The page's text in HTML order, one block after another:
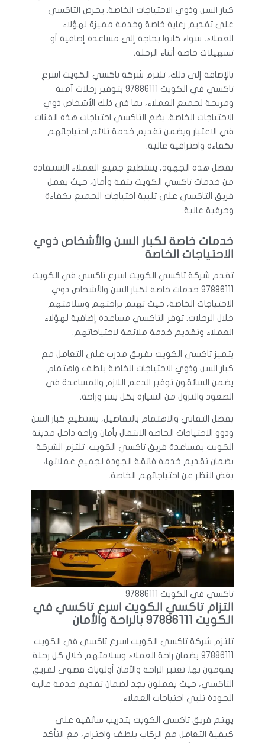
كبار السن وذوي الاحتياجات الخاصة. يحرص التاكسي
على تقديم رعاية خاصة وخدمة مميزة لهؤلاء
العملاء، سواء كانوا بحاجة إلى مساعدة إضافية أو
تسهيلات خاصة أثناء الرحلة.
بالإضافة إلى ذلك، تلتزم شركة تاكسي الكويت اسرع
تاكسي في الكويت 97886111 بتوفير رحلات آمنة
ومريحة لجميع العملاء، بما في ذلك الأشخاص ذوي
الاحتياجات الخاصة. يضع التاكسي احتياجات هذه الفئات
في الاعتبار ويضمن تقديم خدمة تلائم احتياجاتهم
بكفاءة واحترافية عالية.
بفضل هذه الجهود، يستطيع جميع العملاء الاستفادة
من خدمات تاكسي الكويت بثقة وأمان، حيث يعمل
فريق التاكسي على تلبية احتياجات الجميع بكفاءة
وحرفية عالية.
خدمات خاصة لكبار السن والأشخاص ذوي
الاحتياجات الخاصة
تقدم شركة تاكسي الكويت اسرع تاكسي في الكويت
97886111 خدمات خاصة لكبار السن والأشخاص ذوي
الاحتياجات الخاصة، حيث تهتم براحتهم وسلامتهم
خلال الرحلات. توفر التاكسي مساعدة إضافية لهؤلاء
العملاء وتقديم خدمة ملائمة لاحتياجاتهم.
يتميز تاكسي الكويت بفريق مدرب على التعامل مع
كبار السن وذوي الاحتياجات الخاصة بلطف واهتمام.
يضمن السائقون توفير الدعم اللازم والمساعدة في
الصعود والنزول من السيارة بكل يسر وراحة.
بفضل التفاني والاهتمام بالتفاصيل، يستطيع كبار السن
وذوو الاحتياجات الخاصة الانتقال بأمان وراحة داخل مدينة
الكويت بمساعدة فريق تاكسي الكويت. تلتزم الشركة
بضمان تقديم خدمة فائقة الجودة لجميع عملائها،
بغض النظر عن احتياجاتهم الخاصة.
تاكسي في الكويت 97886111
التزام تاكسي الكويت اسرع تاكسي في
الكويت 97886111 بالراحة والأمان
تلتزم شركة تاكسي الكويت اسرع تاكسي في الكويت
97886111 بضمان راحة العملاء وسلامتهم خلال كل رحلة
يقومون بها. تعتبر الراحة والأمان أولويات قصوى لفريق
التاكسي، حيث يعملون بجد لضمان تقديم خدمة عالية
الجودة تلبي احتياجات العملاء.
يهتم فريق تاكسي الكويت بتدريب سائقيه على
كيفية التعامل مع الركاب بلطف واحترام، مع التأكد